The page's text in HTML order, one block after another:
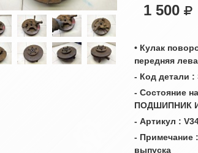
1 500
• Кулак
передняя
- Код детали :
- Состояние
ПОДШИПНИК
- Артикул :
- Примечание
выпуска